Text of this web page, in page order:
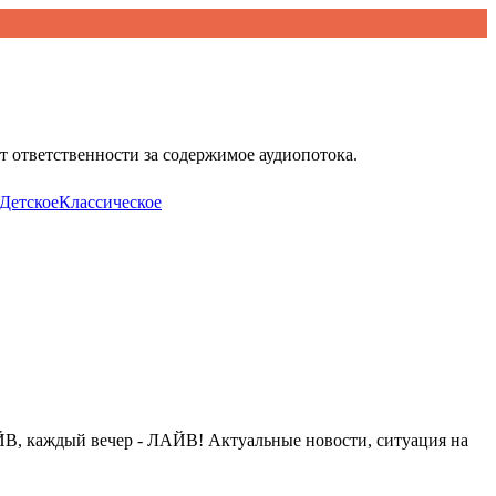
ДетскоеКлассическое
за содержимое аудиопотока.
каждый вечер - ЛАЙВ! Актуальные новости, ситуация на